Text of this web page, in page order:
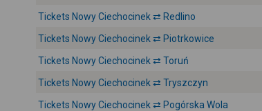
Tickets Nowy Ciechocinek ⇄ Redlino
Tickets Nowy Ciechocinek ⇄ Piotrkowice
Tickets Nowy Ciechocinek ⇄ Toruń
Tickets Nowy Ciechocinek ⇄ Tryszczyn
Tickets Nowy Ciechocinek ⇄ Pogórska Wola